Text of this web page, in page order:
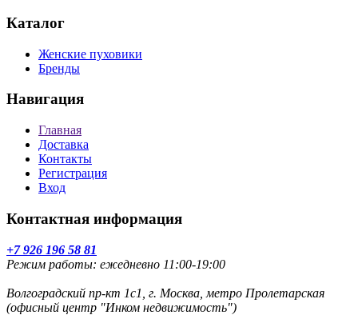
Каталог
Женские пуховики
Бренды
Навигация
Главная
Доставка
Контакты
Регистрация
Вход
Контактная информация
+7 926 196 58 81
Режим работы: ежедневно 11:00-19:00
Волгоградский пр-кт 1с1, г. Москва, метро Пролетарская
(офисный центр "Инком недвижимость")